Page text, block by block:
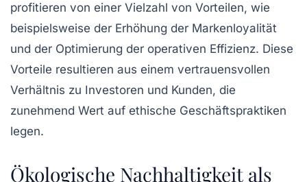
profitieren von einer Vielzahl von Vorteilen, wie
beispielsweise der Erhöhung der Markenloyalität
und der Optimierung der operativen Effizienz. Diese
Vorteile resultieren aus einem vertrauensvollen
Verhältnis zu Investoren und Kunden, die
zunehmend Wert auf ethische Geschäftspraktiken
legen.
Ökologische Nachhaltigkeit als